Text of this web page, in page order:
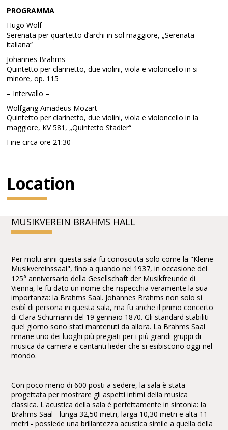
PROGRAMMA
Hugo Wolf
Serenata per quartetto d’archi in sol maggiore, „Serenata
italiana“
Johannes Brahms
Quintetto per clarinetto, due violini, viola e violoncello in si
minore, op. 115
– Intervallo –
Wolfgang Amadeus Mozart
Quintetto per clarinetto, due violini, viola e violoncello in la
maggiore, KV 581, „Quintetto Stadler“
Fine circa ore 21:30
Location
MUSIKVEREIN BRAHMS HALL
Per molti anni questa sala fu conosciuta solo come la "Kleine
Musikvereinssaal", fino a quando nel 1937, in occasione del
125° anniversario della Gesellschaft der Musikfreunde di
Vienna, le fu dato un nome che rispecchia veramente la sua
importanza: la Brahms Saal. Johannes Brahms non solo si
esibì di persona in questa sala, ma fu anche il primo concerto
di Clara Schumann del 19 gennaio 1870. Gli standard stabiliti
quel giorno sono stati mantenuti da allora. La Brahms Saal
rimane uno dei luoghi più pregiati per i più grandi gruppi di
musica da camera e cantanti lieder che si esibiscono oggi nel
mondo.
Con poco meno di 600 posti a sedere, la sala è stata
progettata per mostrare gli aspetti intimi della musica
classica. L'acustica della sala è perfettamente in sintonia: la
Brahms Saal - lunga 32,50 metri, larga 10,30 metri e alta 11
metri - possiede una brillantezza acustica simile a quella della